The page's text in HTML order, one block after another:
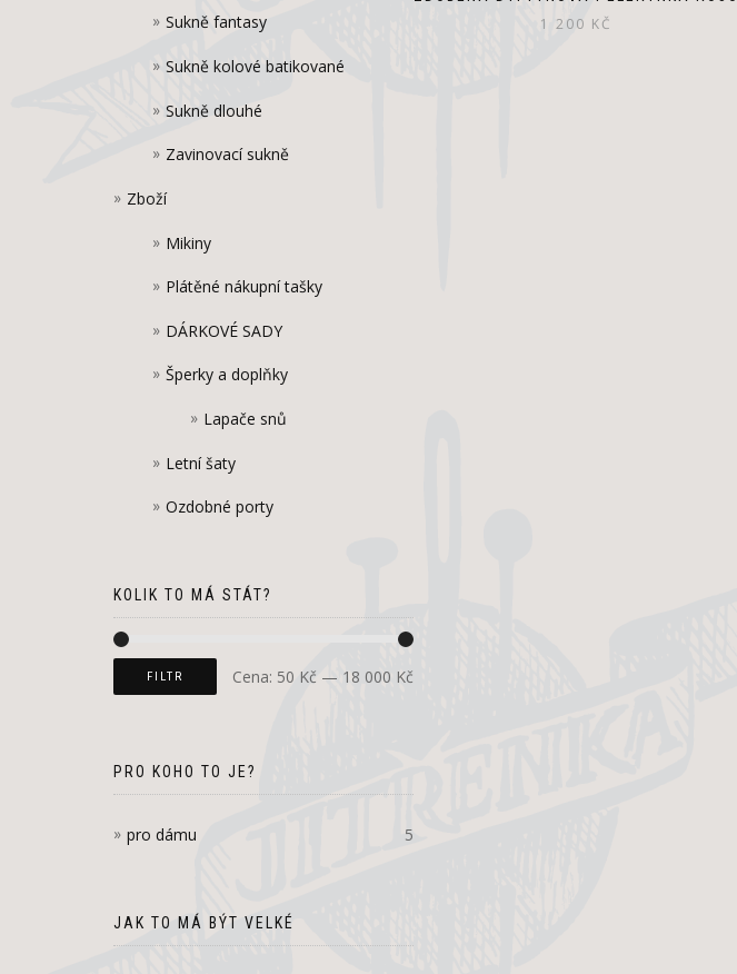
1 200 KČ
Sukně fantasy
Sukně kolové batikované
Sukně dlouhé
Zavinovací sukně
Zboží
Mikiny
Plátěné nákupní tašky
DÁRKOVÉ SADY
Šperky a doplňky
Lapače snů
Letní šaty
Ozdobné porty
KOLIK TO MÁ STÁT?
FILTR Cena: 50 Kč — 18 000 Kč
PRO KOHO TO JE?
pro dámu 5
JAK TO MÁ BÝT VELKÉ